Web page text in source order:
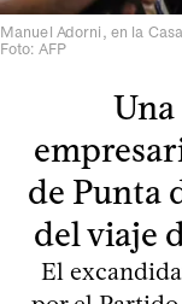
Manuel Adorni, en la
Foto: AFP
de Punta
del viaje
El